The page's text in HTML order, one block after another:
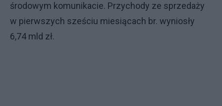
środowym komunikacie. Przychody ze sprzedaży
w pierwszych sześciu miesiącach br. wyniosły
6,74 mld zł.